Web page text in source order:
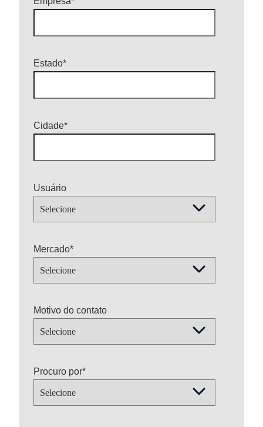
Estado*
Cidade*
Usuário
Mercado*
Motivo do contato
Procuro por*